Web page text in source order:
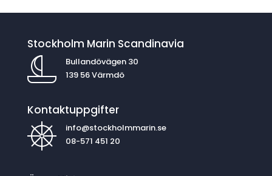
Stockholm Marin Scandinavia
Bullandövägen 30
139 56 Värmdö
Kontaktuppgifter
info@stockholmmarin.se
08-571 451 20